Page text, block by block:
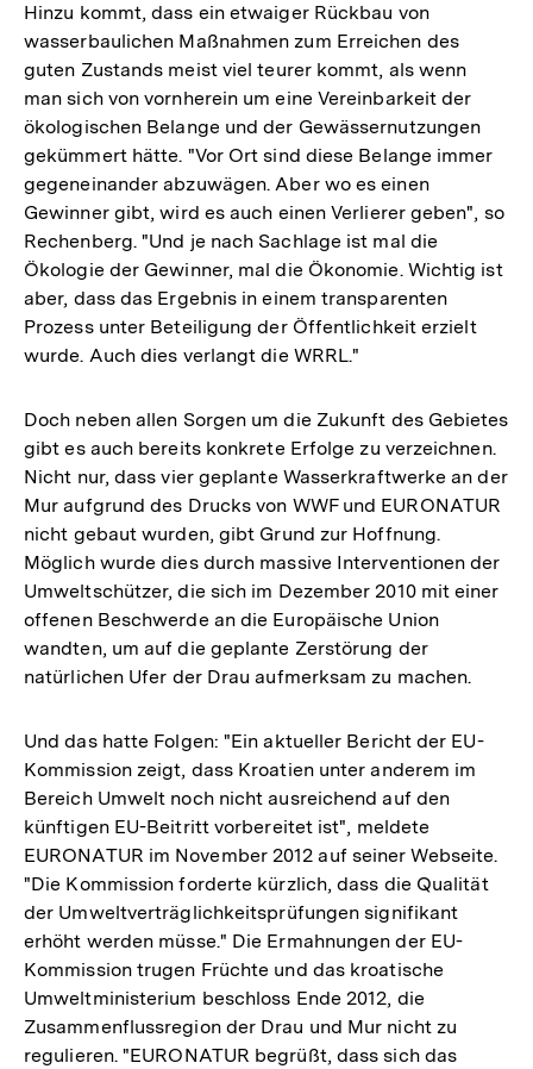
Hinzu kommt, dass ein etwaiger Rückbau von
wasserbaulichen Maßnahmen zum Erreichen des
guten Zustands meist viel teurer kommt, als wenn
man sich von vornherein um eine Vereinbarkeit der
ökologischen Belange und der Gewässernutzungen
gekümmert hätte. "Vor Ort sind diese Belange immer
gegeneinander abzuwägen. Aber wo es einen
Gewinner gibt, wird es auch einen Verlierer geben", so
Rechenberg. "Und je nach Sachlage ist mal die
Ökologie der Gewinner, mal die Ökonomie. Wichtig ist
aber, dass das Ergebnis in einem transparenten
Prozess unter Beteiligung der Öffentlichkeit erzielt
wurde. Auch dies verlangt die WRRL."
Doch neben allen Sorgen um die Zukunft des Gebietes
gibt es auch bereits konkrete Erfolge zu verzeichnen.
Nicht nur, dass vier geplante Wasserkraftwerke an der
Mur aufgrund des Drucks von WWF und EURONATUR
nicht gebaut wurden, gibt Grund zur Hoffnung.
Möglich wurde dies durch massive Interventionen der
Umweltschützer, die sich im Dezember 2010 mit einer
offenen Beschwerde an die Europäische Union
wandten, um auf die geplante Zerstörung der
natürlichen Ufer der Drau aufmerksam zu machen.
Und das hatte Folgen: "Ein aktueller Bericht der EU-
Kommission zeigt, dass Kroatien unter anderem im
Bereich Umwelt noch nicht ausreichend auf den
künftigen EU-Beitritt vorbereitet ist", meldete
EURONATUR im November 2012 auf seiner Webseite.
"Die Kommission forderte kürzlich, dass die Qualität
der Umweltverträglichkeitsprüfungen signifikant
erhöht werden müsse." Die Ermahnungen der EU-
Kommission trugen Früchte und das kroatische
Umweltministerium beschloss Ende 2012, die
Zusammenflussregion der Drau und Mur nicht zu
regulieren. "EURONATUR begrüßt, dass sich das